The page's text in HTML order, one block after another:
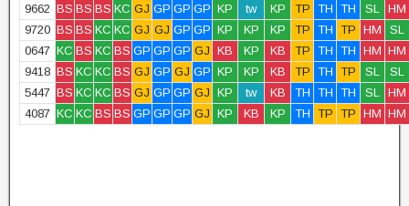
9662 BS BS BS KC GJ GP GP GP KP tw KP TP TH TH SL HM
9720 BS BS KC KC GJ GJ GP GP KP KP KP TP TH TP HM
SL
0647 KC BS KC BS GP GP GP GJ KB KP KB TP TH TH HM HM
9418 BS KC KC BS GJ GP GJ GP KP KP KB TP TH TP SL
SL
5447 BS KC KC BS GJ GP GP GJ KP tw KB TH TH TH SL HM
4087 KC KC BS BS GP GP GP GJ KP KB KP TH TP TP HM HM